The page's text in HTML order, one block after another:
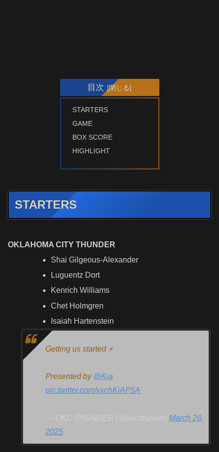
目次
STARTERS
GAME
BOX SCORE
HIGHLIGHT
STARTERS
OKLAHOMA CITY THUNDER
Shai Gilgeous-Alexander
Luguentz Dort
Kenrich Williams
Chet Holmgren
Isaiah Hartenstein
Getting us started ⚡️
Presented by @Kia
pic.twitter.com/yxchKiAP5A
— OKC THUNDER (@okcthunder)March 26,
2025